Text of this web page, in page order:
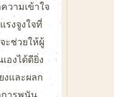
วามเข้าใจ
รงจูงใจที่
ะช่วยให้ผู้
องได้ดียิ่ง
งและผลก
การพนัน